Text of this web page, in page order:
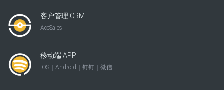
客户管理 CRM
AceSales
移动端 APP
IOS｜Android｜钉钉｜微信